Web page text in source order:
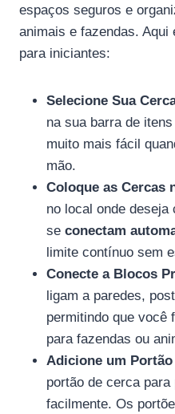
espaços seguros e
animais e fazendas.
para iniciantes:
Selecione Sua
na sua barra de
muito mais fácil
mão.
Coloque as Cercas
no local onde
se conectam
limite contínuo sem
Conecte a Blocos
ligam a paredes,
permitindo que você
para fazendas ou
Adicione um Portão
portão de cerca
facilmente. Os